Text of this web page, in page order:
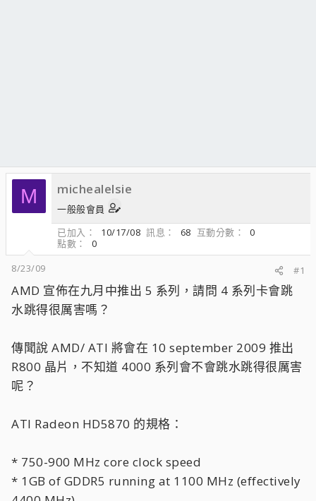
M michealelsie
一般般會員
已加入
10/17/08 訊息 68 互動分數
0
點數
0
8/23/09
#1
AMD 宣佈在九月中推出 5 系列，請問 4 系列卡會跳
水跳得很厲害嗎？
傳聞說 AMD/ ATI 將會在 10 september 2009 推出
R800 晶片，不知道 4000 系列會不會跳水跳得很厲害
呢？
ATI Radeon HD5870 的規格：
* 750-900 MHz core clock speed
* 1GB of GDDR5 running at 1100 MHz (effectively